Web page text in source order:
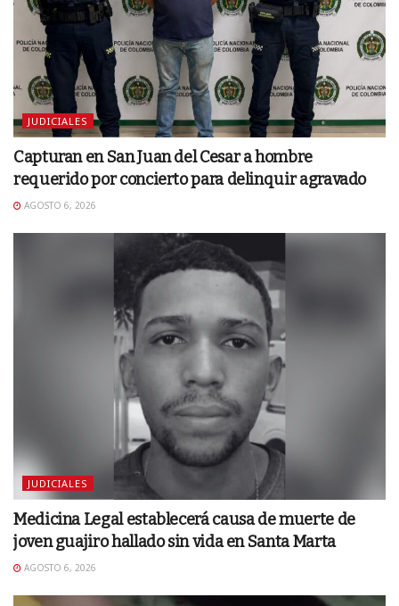
JUDICIALES
Capturan en San Juan del Cesar a hombre
requerido por concierto para delinquir agravado
AGOSTO 6, 2026
JUDICIALES
Medicina Legal establecerá causa de muerte de
joven guajiro hallado sin vida en Santa Marta
AGOSTO 6, 2026